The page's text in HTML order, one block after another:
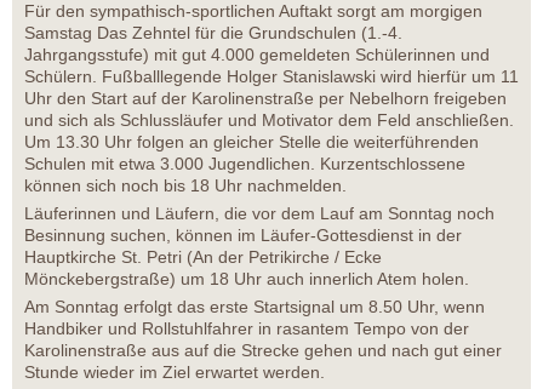
Für den sympathisch-sportlichen Auftakt sorgt am morgigen
Samstag Das Zehntel für die Grundschulen (1.-4.
Jahrgangsstufe) mit gut 4.000 gemeldeten Schülerinnen und
Schülern. Fußballlegende Holger Stanislawski wird hierfür um 11
Uhr den Start auf der Karolinenstraße per Nebelhorn freigeben
und sich als Schlussläufer und Motivator dem Feld anschließen.
Um 13.30 Uhr folgen an gleicher Stelle die weiterführenden
Schulen mit etwa 3.000 Jugendlichen. Kurzentschlossene
können sich noch bis 18 Uhr nachmelden.
Läuferinnen und Läufern, die vor dem Lauf am Sonntag noch
Besinnung suchen, können im Läufer-Gottesdienst in der
Hauptkirche St. Petri (An der Petrikirche / Ecke
Mönckebergstraße) um 18 Uhr auch innerlich Atem holen.
Am Sonntag erfolgt das erste Startsignal um 8.50 Uhr, wenn
Handbiker und Rollstuhlfahrer in rasantem Tempo von der
Karolinenstraße aus auf die Strecke gehen und nach gut einer
Stunde wieder im Ziel erwartet werden.